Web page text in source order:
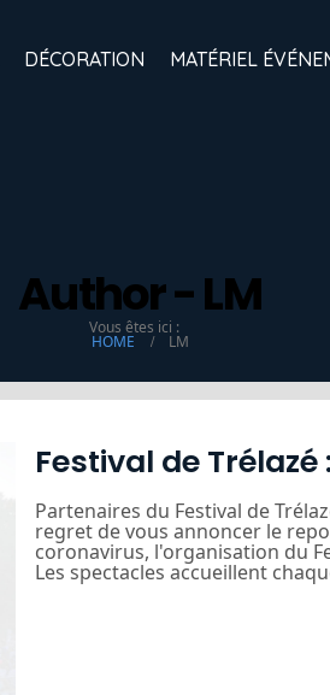
DÉCORATION MATÉRIEL
Author - LM
Vous êtes ici :
HOME LM
Festival de
Partenaires du Festival de
regret de vous annoncer le
coronavirus, l'organisation du
Les spectacles accueillent